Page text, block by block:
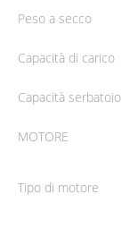
Peso a secco
Capacità di carico
Capacità serbatoio
MOTORE
Tipo di motore